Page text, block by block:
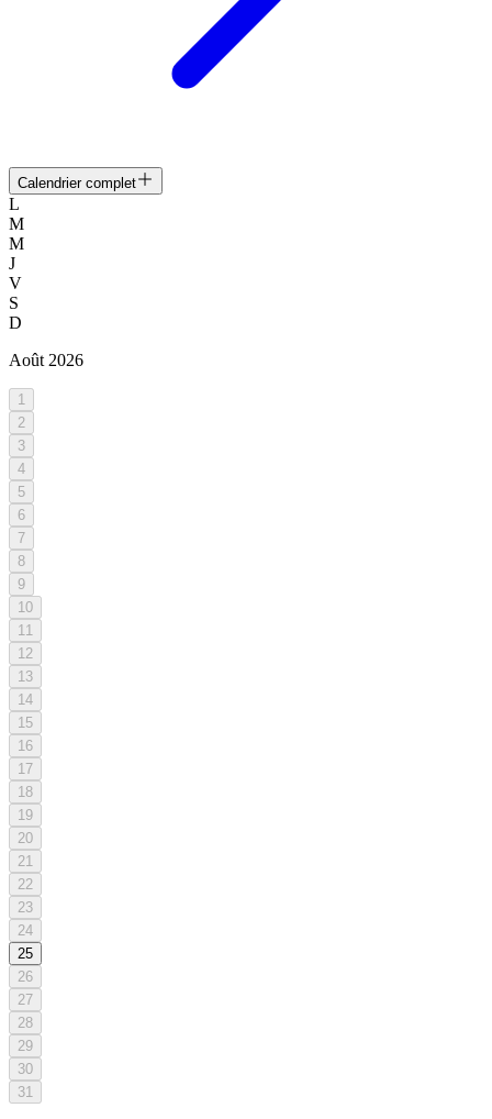
Calendrier complet
L
M
M
J
V
S
D
Août 2026
1
2
3
4
5
6
7
8
9
10
11
12
13
14
15
16
17
18
19
20
21
22
23
24
25
26
27
28
29
30
31